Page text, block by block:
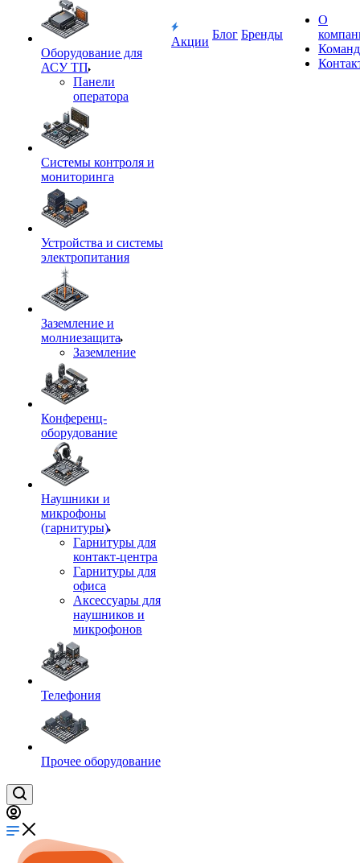
Оборудование для
АСУ ТП
Панели
оператора
Системы контроля и
мониторинга
Устройства и системы
электропитания
Заземление и
молниезащита
Заземление
Конференц-
оборудование
Наушники и
микрофоны
(гарнитуры)
Гарнитуры для
контакт-центра
Гарнитуры для
офиса
Аксессуары для
наушников и
микрофонов
Телефония
Прочее оборудование
Акции
Блог Бренды
О